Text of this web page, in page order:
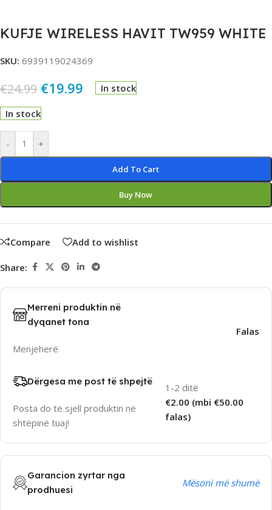
KUFJE WIRELESS HAVIT TW959 WHITE
SKU: 6939119024369
€24.99 €19.99 In stock
In stock
- +
Add To Cart
Buy Now
Alternative:
Compare Add to wishlist
Share:
Merreni produktin në
dyqanet tona
Menjëherë
Falas
Dërgesa me post të shpejtë
Posta do të sjell produktin në
shtëpinë tuaj!
1-2 ditë
€2.00 (mbi €50.00
falas)
Garancion zyrtar nga
prodhuesi
Mësoni më shumë